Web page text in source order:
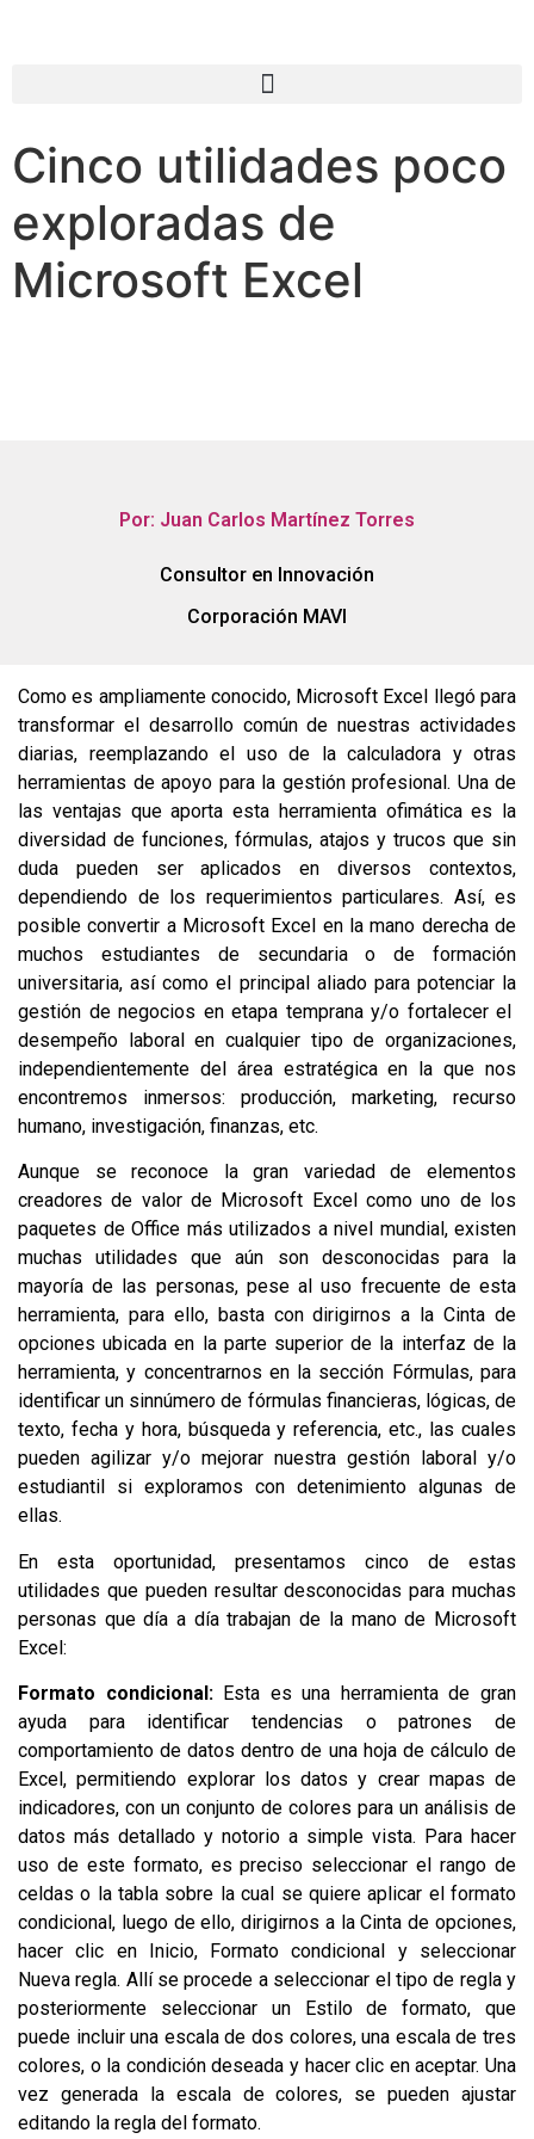
Cinco utilidades poco
exploradas de
Microsoft Excel
Por: Juan Carlos Martínez Torres
Consultor en Innovación
Corporación MAVI
Como es ampliamente conocido, Microsoft Excel llegó para
transformar el desarrollo común de nuestras actividades
diarias, reemplazando el uso de la calculadora y otras
herramientas de apoyo para la gestión profesional. Una de
las ventajas que aporta esta herramienta ofimática es la
diversidad de funciones, fórmulas, atajos y trucos que sin
duda pueden ser aplicados en diversos contextos,
dependiendo de los requerimientos particulares. Así, es
posible convertir a Microsoft Excel en la mano derecha de
muchos estudiantes de secundaria o de formación
universitaria, así como el principal aliado para potenciar la
gestión de negocios en etapa temprana y/o fortalecer el
desempeño laboral en cualquier tipo de organizaciones,
independientemente del área estratégica en la que nos
encontremos inmersos: producción, marketing, recurso
humano, investigación, finanzas, etc.
Aunque se reconoce la gran variedad de elementos
creadores de valor de Microsoft Excel como uno de los
paquetes de Office más utilizados a nivel mundial, existen
muchas utilidades que aún son desconocidas para la
mayoría de las personas, pese al uso frecuente de esta
herramienta, para ello, basta con dirigirnos a la Cinta de
opciones ubicada en la parte superior de la interfaz de la
herramienta, y concentrarnos en la sección Fórmulas, para
identificar un sinnúmero de fórmulas financieras, lógicas, de
texto, fecha y hora, búsqueda y referencia, etc., las cuales
pueden agilizar y/o mejorar nuestra gestión laboral y/o
estudiantil si exploramos con detenimiento algunas de
ellas.
En esta oportunidad, presentamos cinco de estas
utilidades que pueden resultar desconocidas para muchas
personas que día a día trabajan de la mano de Microsoft
Excel:
Formato condicional:Esta es una herramienta de gran
ayuda para identificar tendencias o patrones de
comportamiento de datos dentro de una hoja de cálculo de
Excel, permitiendo explorar los datos y crear mapas de
indicadores, con un conjunto de colores para un análisis de
datos más detallado y notorio a simple vista. Para hacer
uso de este formato, es preciso seleccionar el rango de
celdas o la tabla sobre la cual se quiere aplicar el formato
condicional, luego de ello, dirigirnos a la Cinta de opciones,
hacer clic en Inicio, Formato condicional y seleccionar
Nueva regla. Allí se procede a seleccionar el tipo de regla y
posteriormente seleccionar un Estilo de formato, que
puede incluir una escala de dos colores, una escala de tres
colores, o la condición deseada y hacer clic en aceptar. Una
vez generada la escala de colores, se pueden ajustar
editando la regla del formato.